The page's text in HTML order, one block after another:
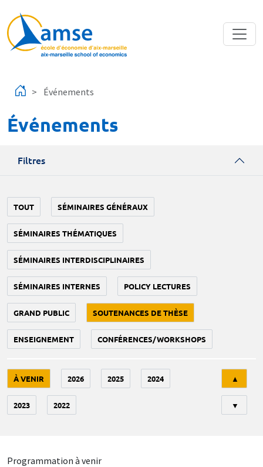
Événements
Événements
Filtres
TOUT SÉMINAIRES GÉNÉRAUX
SÉMINAIRES THÉMATIQUES
SÉMINAIRES INTERDISCIPLINAIRES
SÉMINAIRES INTERNES POLICY LECTURES
GRAND PUBLIC SOUTENANCES DE THÈSE
ENSEIGNEMENT CONFÉRENCES/WORKSHOPS
À VENIR 2026 2025 2024
2023 2022
▲
▼
Programmation à venir